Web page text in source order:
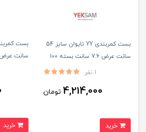
بست کمربندی YY تایوان سایز 54
سانت عرض 7.6 سانت بسته 100
1 نفر
4,214,000 تومان